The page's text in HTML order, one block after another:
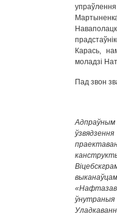
Карась,
моладзі
Пад звон
Адпраўным
ўнутраныя